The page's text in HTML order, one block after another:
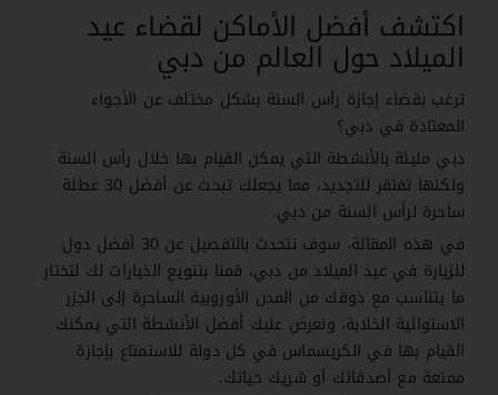
اكتشف أفضل الأماكن لقضاء عيد
الميلاد حول العالم من دبي
ترغب بقضاء إجازة رأس السنة بشكل مختلف عن الأجواء
المعتادة في دبي؟
دبي مليئة بالأنشطة التي يمكن القيام بها خلال رأس السنة
ولكنها تفتقر للتجديد، مما يجعلك تبحث عن أفضل 30 عطلة
ساحرة لرأس السنة من دبي.
في هذه المقالة، سوف نتحدث بالتفصيل عن 30 أفضل دول
للزيارة في عيد الميلاد من دبي، قمنا بتنويع الخيارات لك لتختار
ما يتناسب مع ذوقك من المدن الأوروبية الساحرة إلى الجزر
الاستوائية الخلابة، ونعرض عليك أفضل الأنشطة التي يمكنك
القيام بها في الكريسماس في كل دولة للاستمتاع بإجازة
ممتعة مع أصدقائك أو شريك حياتك.